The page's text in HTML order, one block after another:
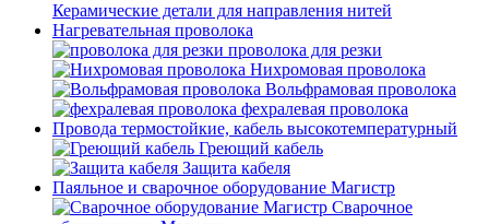
Керамические детали для направления нитей
Нагревательная проволока
проволока для резки
Нихромовая проволока
Вольфрамовая проволока
фехралевая проволока
Провода термостойкие, кабель высокотемпературный
Греющий кабель
Защита кабеля
Паяльное и сварочное оборудование Магистр
Сварочное